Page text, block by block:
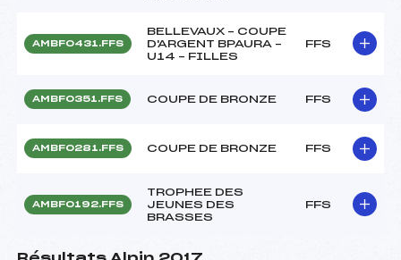
AMBF0431.FFS
BELLEVAUX – COUPE
D'ARGENT BPAURA –
U14 – FILLES
FFS
AMBF0351.FFS COUPE DE BRONZE FFS
AMBF0281.FFS COUPE DE BRONZE FFS
AMBF0192.FFS
TROPHEE DES
JEUNES DES
BRASSES
FFS